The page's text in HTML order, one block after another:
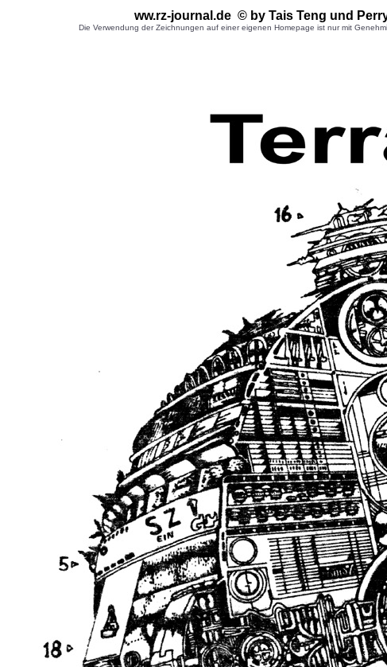
ww.rz-journal.de © by Tais Teng und
Die Verwendung der Zeichnungen auf einer eigenen Homepage ist nur mit